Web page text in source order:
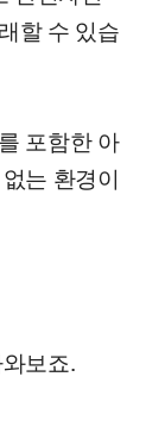
할 수 있습
포함한 아
는 환경이
보죠.